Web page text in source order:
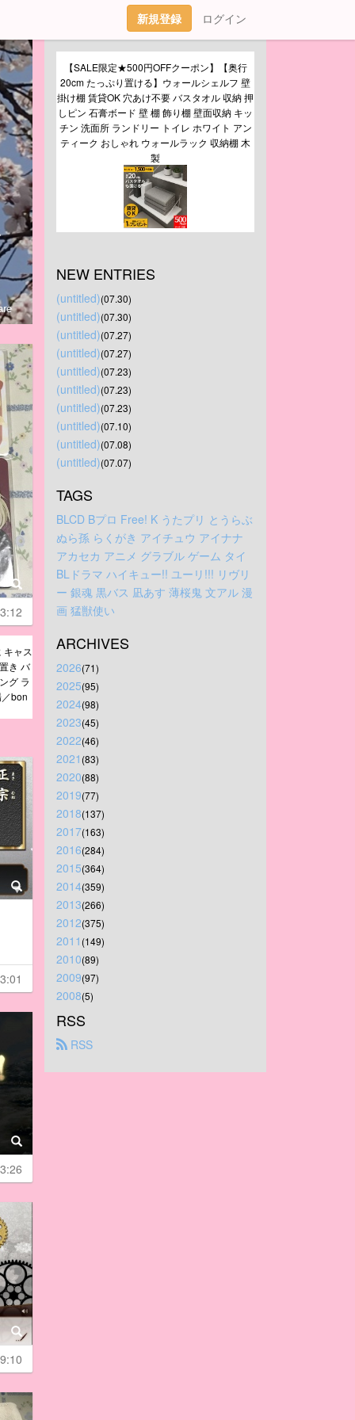
新規登録 ログイン
ャス
き バ
グ ラ
bon
【SALE限定★500円OFFクーポン】【奥行
20cm たっぷり置ける】ウォールシェルフ 壁
掛け棚 賃貸OK 穴あけ不要 バスタオル 収納 押
しピン 石膏ボード 壁 棚 飾り棚 壁面収納 キッ
チン 洗面所 ランドリー トイレ ホワイト アン
ティーク おしゃれ ウォールラック 収納棚 木
製
NEW ENTRIES
(untitled)(07.30)
(untitled)(07.30)
(untitled)(07.27)
(untitled)(07.27)
(untitled)(07.23)
(untitled)(07.23)
(untitled)(07.23)
(untitled)(07.10)
(untitled)(07.08)
(untitled)(07.07)
TAGS
BLCD Bプロ Free! K うたプリ とうらぶ
ぬら孫 らくがき アイチュウ アイナナ
アカセカ アニメ グラブル ゲーム タイ
BLドラマ ハイキュー!! ユーリ!!! リヴリ
ー 銀魂 黒バス 凪あす 薄桜鬼 文アル 漫
画 猛獣使い
ARCHIVES
2026(71)
2025(95)
2024(98)
2023(45)
2022(46)
2021 (83)
2020(88)
2019(77)
2018(137)
2017(163)
2016(284)
2015(364)
2014(359)
2013(266)
2012(375)
2011 (149)
2010(89)
2009(97)
2008(5)
RSS
RSS